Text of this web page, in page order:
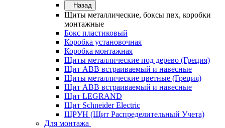
Назад
Щиты металлические, боксы пвх, коробки
монтажные
Бокс пластиковый
Коробка установочная
Коробка монтажная
Щиты металлические под дерево (Греция)
Щит ABB встраиваемый и навесные
Щиты металлические цветные (Греция)
Щит ABB встраиваемый и навесные
Щит LEGRAND
Щит Schneider Electric
ЩРУН (Щит Распределительный Учета)
Для монтажа